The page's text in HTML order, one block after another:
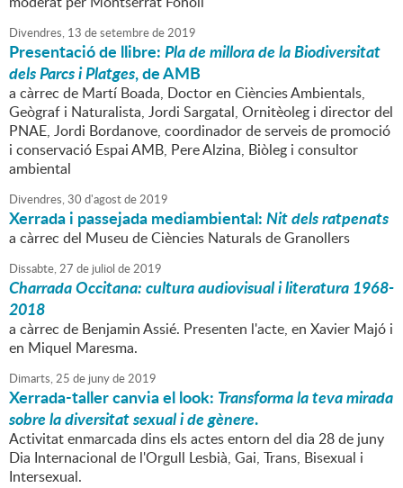
Divendres, 13 desetembrede2019
Presentació de llibre:Pla de millora de la Biodiversitat
dels Parcs i Platges, de AMB
a càrrec de Martí Boada, Doctor en Ciències Ambientals,
Geògraf i Naturalista, Jordi Sargatal, Ornitèoleg i director del
PNAE, Jordi Bordanove, coordinador de serveis de promoció
i conservació Espai AMB, Pere Alzina, Biòleg i consultor
ambiental
Divendres,30 d'agostde2019
Xerrada i passejada mediambiental:Nit dels ratpenats
a càrrec del Museu de Ciències Naturals de Granollers
Dissabte,27 de juliol de2019
Charrada Occitana: cultura audiovisual i literatura 1968-
2018
a càrrec de Benjamin Assié. Presenten l'acte, en Xavier Majó i
en Miquel Maresma.
Dimarts,25 de junyde2019
Xerrada-taller canvia el look: Transforma la teva mirada
sobre la diversitat sexual i de gènere.
Activitat enmarcada dins els actes entorn del dia 28 de juny
Dia Internacional de l'Orgull Lesbià, Gai, Trans, Bisexual i
Intersexual.